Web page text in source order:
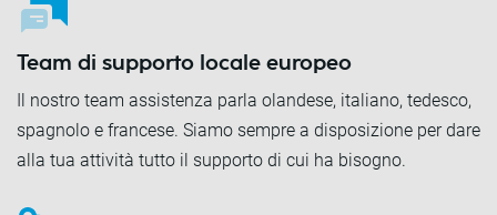
Team di supporto locale europeo
Il nostro team assistenza parla olandese, italiano, tedesco,
spagnolo e francese. Siamo sempre a disposizione per dare
alla tua attività tutto il supporto di cui ha bisogno.